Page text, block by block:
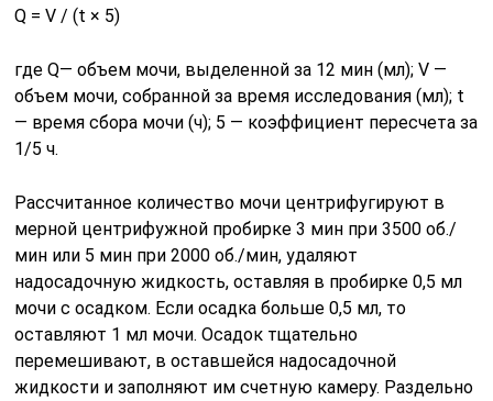
Q = V / (t × 5)
где Q— объем мочи, выделенной за 12 мин (мл); V —
объем мочи, собранной за время исследования (мл); t
— время сбора мочи (ч); 5 — коэффициент пересчета за
1/5 ч.
Рассчитанное количество мочи центрифугируют в
мерной центрифужной пробирке 3 мин при 3500 об./
мин или 5 мин при 2000 об./мин, удаляют
надосадочную жидкость, оставляя в пробирке 0,5 мл
мочи с осадком. Если осадка больше 0,5 мл, то
оставляют 1 мл мочи. Осадок тщательно
перемешивают, в оставшейся надосадочной
жидкости и заполняют им счетную камеру. Раздельно